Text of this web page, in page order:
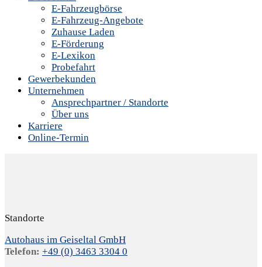
E-Fahrzeugbörse
E-Fahrzeug-Angebote
Zuhause Laden
E-Förderung
E-Lexikon
Probefahrt
Gewerbekunden
Unternehmen
Ansprechpartner / Standorte
Über uns
Karriere
Online-Termin
Standorte
Autohaus im Geiseltal GmbH
Telefon: +49 (0) 3463 3304 0